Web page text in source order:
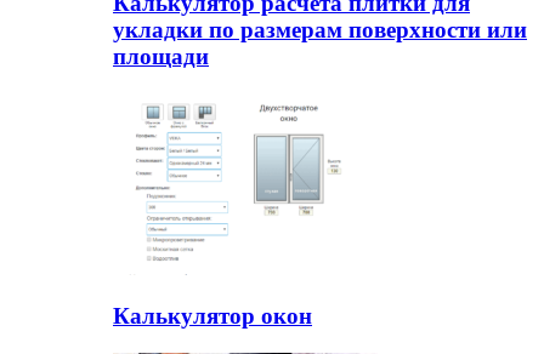
укладки по размерам поверхности или
площади
Калькулятор окон